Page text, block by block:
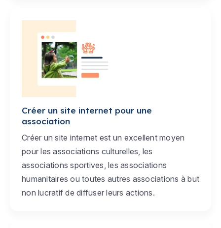
Créer un site internet pour une
association
Créer un site internet est un excellent moyen
pour les associations culturelles, les
associations sportives, les associations
humanitaires ou toutes autres associations à but
non lucratif de diffuser leurs actions.